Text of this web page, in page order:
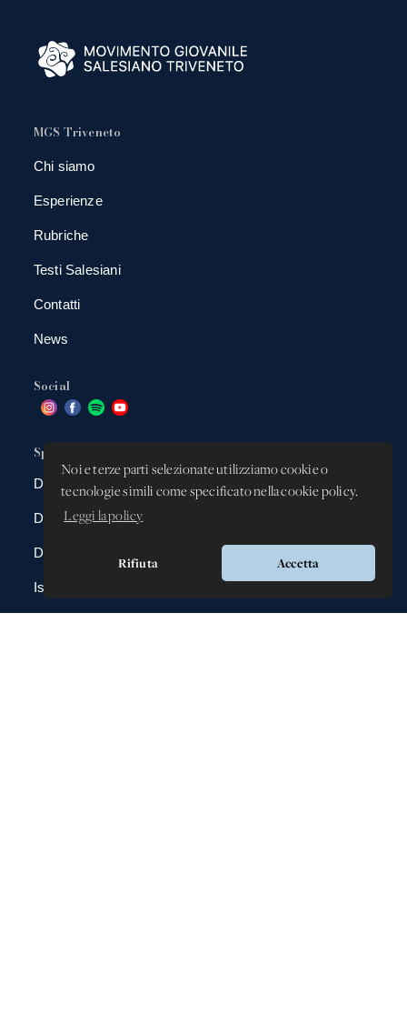
Noi e terze parti selezionate utilizziamo cookie o
tecnologie simili come specificato nella cookie policy.
Leggi la policy
Rifiuta Accetta
MGS Triveneto
Chi siamo
Esperienze
Rubriche
Testi Salesiani
Contatti
News
Social
Spazio app
DBAnima
DBContest
DBDrive
Iscrizioni